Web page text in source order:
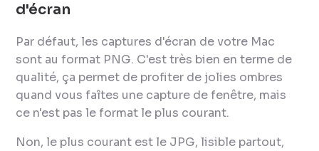
d'écran
Par défaut, les captures d'écran de votre Mac
sont au format PNG. C'est très bien en terme de
qualité, ça permet de profiter de jolies ombres
quand vous faîtes une capture de fenêtre, mais
ce n'est pas le format le plus courant.
Non, le plus courant est le JPG, lisible partout,